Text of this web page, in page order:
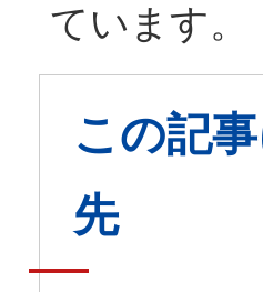
ています。
この記
先